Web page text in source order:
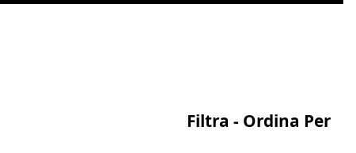
Filtra - Ordina Per